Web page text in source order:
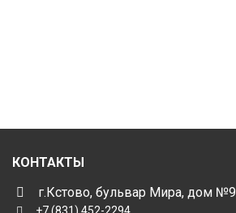
КОНТАКТЫ
г.Кстово, бульвар Мира, дом №9